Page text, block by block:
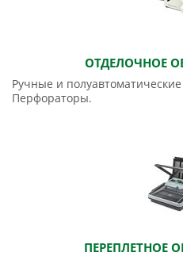
ОТДЕЛОЧНОЕ
Ручные и
Перфораторы.
ПЕРЕПЛЕТНОЕ